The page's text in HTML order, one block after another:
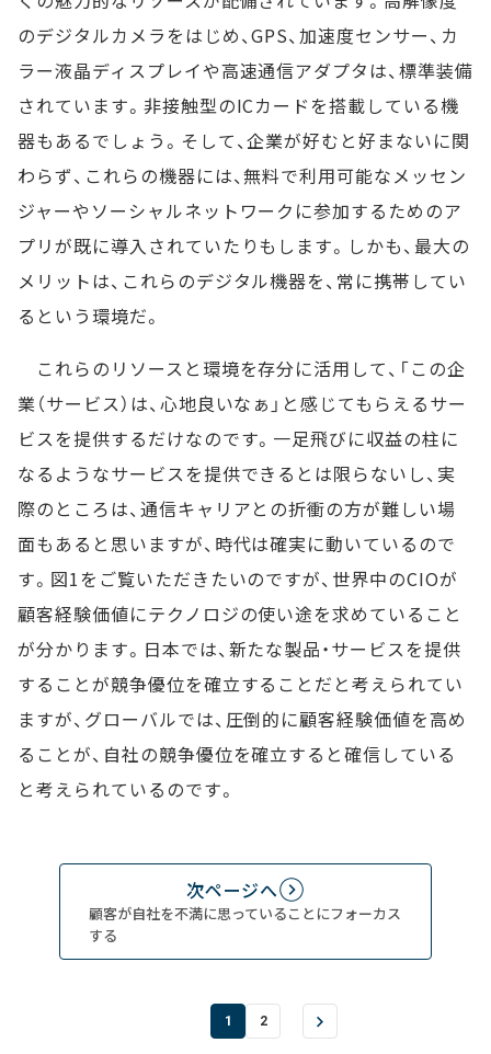
のデジタルカメラをはじめ、GPS、加速度センサー、カ
ラー液晶ディスプレイや高速通信アダプタは、標準装備
されています。非接触型のICカードを搭載している機
器もあるでしょう。そして、企業が好むと好まないに関
わらず、これらの機器には、無料で利用可能なメッセン
ジャーやソーシャルネットワークに参加するためのア
プリが既に導入されていたりもします。しかも、最大の
メリットは、これらのデジタル機器を、常に携帯してい
るという環境だ。
これらのリソースと環境を存分に活用して、「この企
業（サービス）は、心地良いなぁ」と感じてもらえるサー
ビスを提供するだけなのです。一足飛びに収益の柱に
なるようなサービスを提供できるとは限らないし、実
際のところは、通信キャリアとの折衝の方が難しい場
面もあると思いますが、時代は確実に動いているので
す。図1をご覧いただきたいのですが、世界中のCIOが
顧客経験価値にテクノロジの使い途を求めていること
が分かります。日本では、新たな製品・サービスを提供
することが競争優位を確立することだと考えられてい
ますが、グローバルでは、圧倒的に顧客経験価値を高め
ることが、自社の競争優位を確立すると確信している
と考えられているのです。
次ページへ
顧客が自社を不満に思っていることにフォーカス
する
1 2